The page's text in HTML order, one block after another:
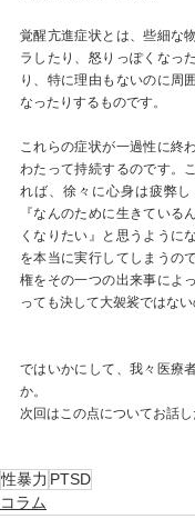
覚醒亢進症状とは、些細な
ラしたり、怒りっぽくなっ
り、特に理由もないのに周
なったりするものです。
これらの症状が一過性に終
わたって持続するのです。
れば、徐々に心身は疲弊し
『なんのために生きている
くなりたい』と思うように
を本当に実行してしまうの
権をその一つの出来事によ
っても決して大袈裟ではない
ではいかにして、我々医療
か。
次回はこの点についてお話し
性暴力 PTSD
コラム